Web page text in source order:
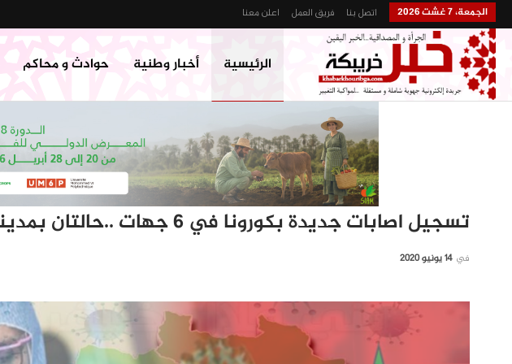
الجمعة، 7 غشت 2026 اتصل بنا فريق العمل اعلن معنا
الرئيسية أخبار وطنية حوادث و محاكم
تسجيل اصابات جديدة بكورونا في 6 جهات ..حالتان بمدينة بني ملال
في 14 يونيو 2020